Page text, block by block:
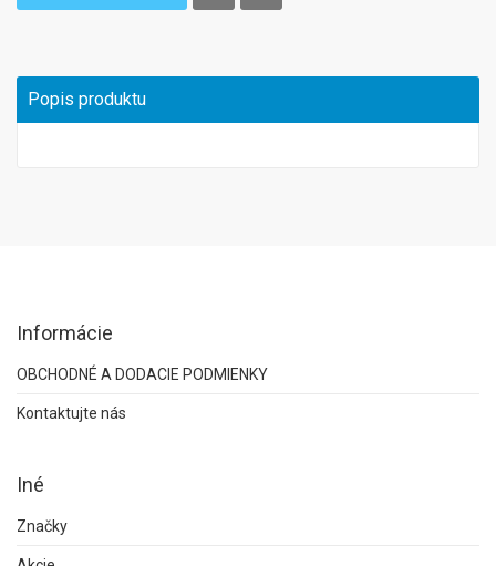
Popis produktu
Informácie
OBCHODNÉ A DODACIE PODMIENKY
Kontaktujte nás
Iné
Značky